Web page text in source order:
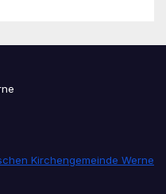
Kirchengemeinde Werne